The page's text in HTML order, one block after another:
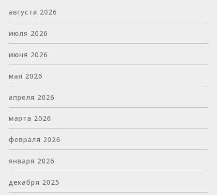
августа 2026
июля 2026
июня 2026
мая 2026
апреля 2026
марта 2026
февраля 2026
января 2026
декабря 2025